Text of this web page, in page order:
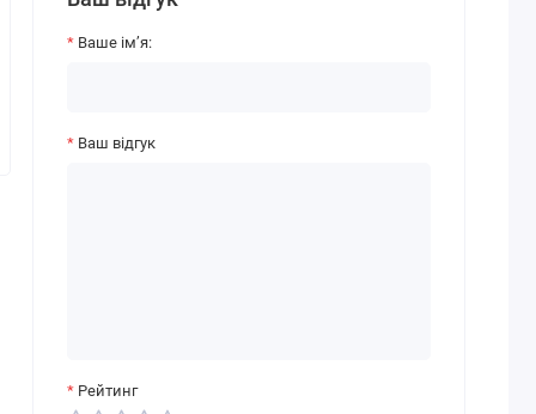
Ваше ім’я:
Ваш відгук
Рейтинг